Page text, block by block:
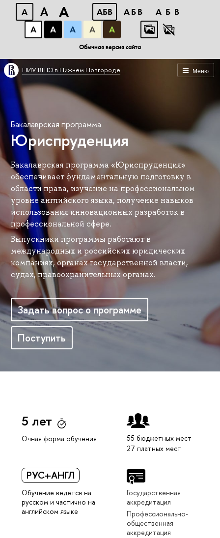
A A A АБВ АБВ
АБВ
А
А А А А
Обычная версия сайта
Меню
НИУ ВШЭ в Нижнем Новгороде
Бакалаврская программа
Юриспруденция
Бакалаврская программа «Юриспруденция»
обеспечивает фундаментальную подготовку в
области права, изучение на профессиональном
уровне английского языка, получение навыков
использования инновационных разработок в
профессиональной сфере.
Выпускники программы работают в
международных и российских юридических
компаниях, органах государственной власти,
судах, правоохранительных органах.
Задать вопрос о программе
Поступить
5 лет
Очная форма обучения
55 бюджетных мест
27 платных мест
РУС+АНГЛ
Обучение ведется на
русском и частично на
английском языке
Государственная
аккредитация
Профессионально-
общественная
аккредитация